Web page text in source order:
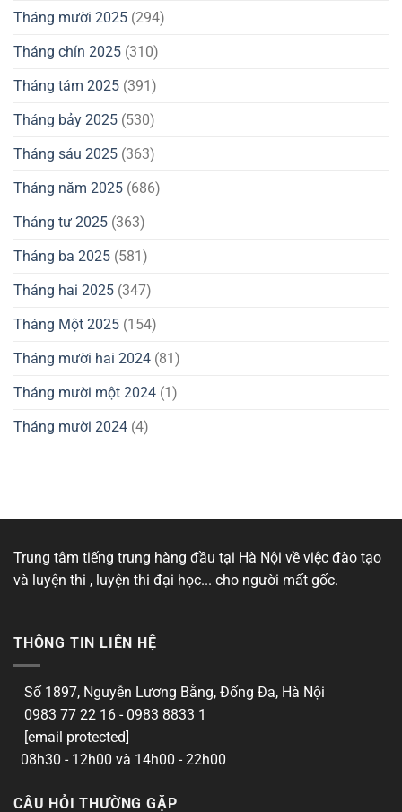
Tháng mười 2025 (294)
Tháng chín 2025 (310)
Tháng tám 2025 (391)
Tháng bảy 2025 (530)
Tháng sáu 2025 (363)
Tháng năm 2025 (686)
Tháng tư 2025 (363)
Tháng ba 2025 (581)
Tháng hai 2025 (347)
Tháng Một 2025 (154)
Tháng mười hai 2024 (81)
Tháng mười một 2024 (1)
Tháng mười 2024 (4)
Trung tâm tiếng trung hàng đầu tại Hà Nội về việc đào tạo
và luyện thi , luyện thi đại học... cho người mất gốc.
THÔNG TIN LIÊN HỆ
Số 1897, Nguyễn Lương Bằng, Đống Đa, Hà Nội
0983 77 22 16 - 0983 8833 1
[email protected]
08h30 - 12h00 và 14h00 - 22h00
CÂU HỎI THƯỜNG GẶP